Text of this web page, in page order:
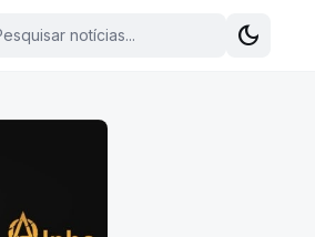
notícias dark_mode